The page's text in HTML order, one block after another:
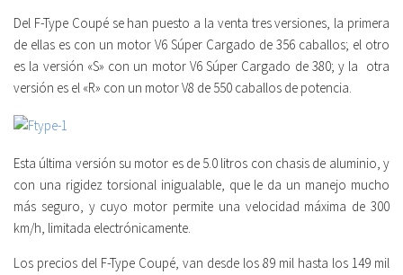
Del F-Type Coupé se han puesto a la venta tres versiones, la primera
de ellas es con un motor V6 Súper Cargado de 356 caballos; el otro
es la versión «S» con un motor V6 Súper Cargado de 380; y la otra
versión es el «R» con un motor V8 de 550 caballos de potencia.
Esta última versión su motor es de 5.0 litros con chasis de aluminio, y
con una rigidez torsional inigualable, que le da un manejo mucho
más seguro, y cuyo motor permite una velocidad máxima de 300
km/h, limitada electrónicamente.
Los precios del F-Type Coupé, van desde los 89 mil hasta los 149 mil